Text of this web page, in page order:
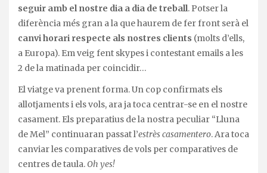
seguir amb el nostre dia a dia de treball. Potser la
diferència més gran a la que haurem de fer front serà el
canvi horari respecte als nostres clients (molts d’ells,
a Europa). Em veig fent skypes i contestant emails a les
2 de la matinada per coincidir…
El viatge va prenent forma. Un cop confirmats els
allotjaments i els vols, ara ja toca centrar-se en el nostre
casament. Els preparatius de la nostra peculiar “Lluna
de Mel” continuaran passat l’estrès casamentero. Ara toca
canviar les comparatives de vols per comparatives de
centres de taula. Oh yes!